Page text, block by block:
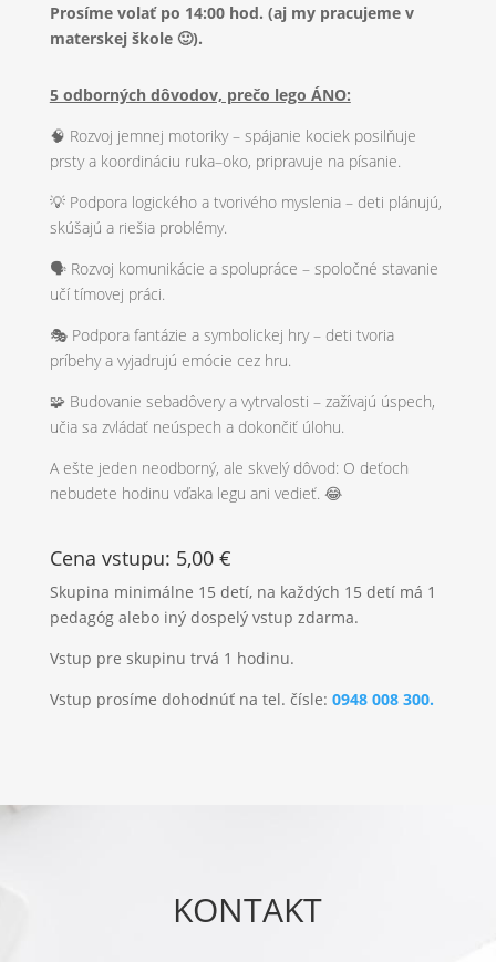
Prosíme volať po 14:00 hod. (aj my pracujeme v
materskej škole 🙂).
5 odborných dôvodov, prečo lego ÁNO:
🧠 Rozvoj jemnej motoriky – spájanie kociek posilňuje
prsty a koordináciu ruka–oko, pripravuje na písanie.
💡 Podpora logického a tvorivého myslenia – deti plánujú,
skúšajú a riešia problémy.
🗣️ Rozvoj komunikácie a spolupráce – spoločné stavanie
učí tímovej práci.
🎭 Podpora fantázie a symbolickej hry – deti tvoria
príbehy a vyjadrujú emócie cez hru.
🧩 Budovanie sebadôvery a vytrvalosti – zažívajú úspech,
učia sa zvládať neúspech a dokončiť úlohu.
A ešte jeden neodborný, ale skvelý dôvod: O deťoch
nebudete hodinu vďaka legu ani vedieť. 😂
Cena vstupu: 5,00 €
Skupina minimálne 15 detí, na každých 15 detí má 1
pedagóg alebo iný dospelý vstup zdarma.
Vstup pre skupinu trvá 1 hodinu.
Vstup prosíme dohodnúť na tel. čísle: 0948 008 300.
KONTAKT